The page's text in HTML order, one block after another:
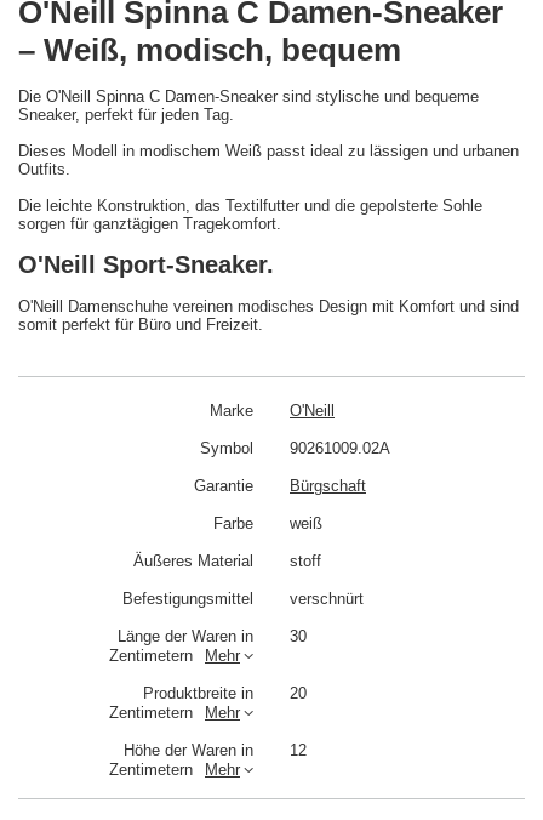
O'Neill Spinna C Damen-Sneaker
– Weiß, modisch, bequem
Die O'Neill Spinna C Damen-Sneaker sind stylische und bequeme
Sneaker, perfekt für jeden Tag.
Dieses Modell in modischem Weiß passt ideal zu lässigen und urbanen
Outfits.
Die leichte Konstruktion, das Textilfutter und die gepolsterte Sohle
sorgen für ganztägigen Tragekomfort.
O'Neill Sport-Sneaker.
O'Neill Damenschuhe vereinen modisches Design mit Komfort und sind
somit perfekt für Büro und Freizeit.
Marke O'Neill
Symbol 90261009.02A
Garantie Bürgschaft
Farbe weiß
Äußeres Material stoff
Befestigungsmittel verschnürt
Länge der Waren in
Zentimetern
Mehr
30
Produktbreite in
Zentimetern
Mehr
20
Höhe der Waren in
Zentimetern
Mehr
12